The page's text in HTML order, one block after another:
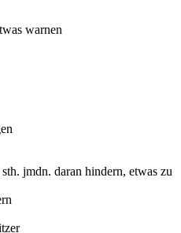
warnen
jmdn. daran hindern, etwas zu